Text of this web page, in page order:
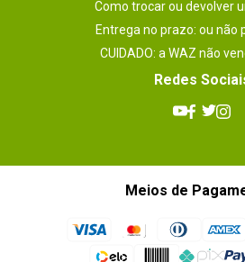
Como trocar ou devolver
Entrega no prazo: ou não
CUIDADO: a WAZ não
Redes
Meios de